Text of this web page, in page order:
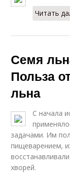
Читать
Семя
Польза
льна
С начала
задачами. Им
пищеварением,
хворей.